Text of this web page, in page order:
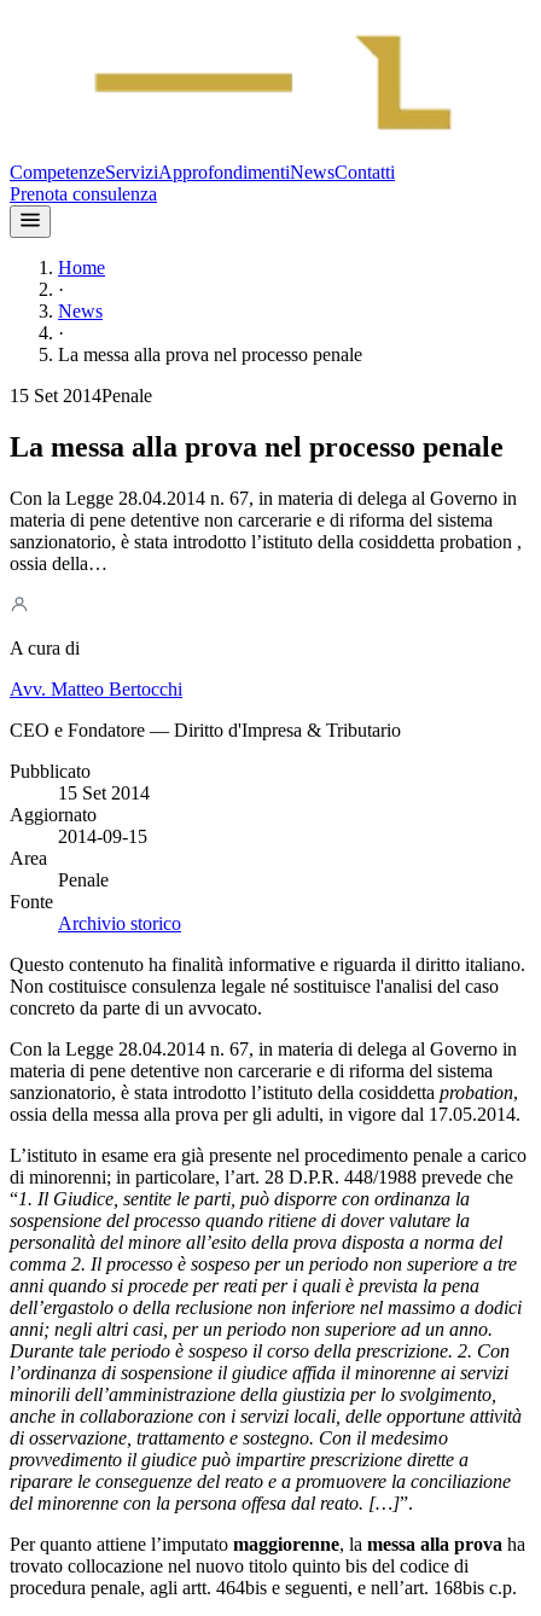
CompetenzeServiziApprofondimentiNewsContatti
Prenota consulenza
Home
·
News
·
La messa alla prova nel processo penale
15 Set 2014Penale
La messa alla prova nel processo penale
Con la Legge 28.04.2014 n. 67, in materia di delega al Governo in
materia di pene detentive non carcerarie e di riforma del sistema
sanzionatorio, è stata introdotto l’istituto della cosiddetta probation ,
ossia della…
A cura di
Avv. Matteo Bertocchi
CEO e Fondatore — Diritto d'Impresa & Tributario
Pubblicato
15 Set 2014
Aggiornato
2014-09-15
Area
Penale
Fonte
Archivio storico
Questo contenuto ha finalità informative e riguarda il diritto italiano.
Non costituisce consulenza legale né sostituisce l'analisi del caso
concreto da parte di un avvocato.
Con la Legge 28.04.2014 n. 67, in materia di delega al Governo in
materia di pene detentive non carcerarie e di riforma del sistema
sanzionatorio, è stata introdotto l’istituto della cosiddetta probation,
ossia della messa alla prova per gli adulti, in vigore dal 17.05.2014.
L’istituto in esame era già presente nel procedimento penale a carico
di minorenni; in particolare, l’art. 28 D.P.R. 448/1988 prevede che
“1. Il Giudice, sentite le parti, può disporre con ordinanza la
sospensione del processo quando ritiene di dover valutare la
personalità del minore all’esito della prova disposta a norma del
comma 2. Il processo è sospeso per un periodo non superiore a tre
anni quando si procede per reati per i quali è prevista la pena
dell’ergastolo o della reclusione non inferiore nel massimo a dodici
anni; negli altri casi, per un periodo non superiore ad un anno.
Durante tale periodo è sospeso il corso della prescrizione. 2. Con
l’ordinanza di sospensione il giudice affida il minorenne ai servizi
minorili dell’amministrazione della giustizia per lo svolgimento,
anche in collaborazione con i servizi locali, delle opportune attività
di osservazione, trattamento e sostegno. Con il medesimo
provvedimento il giudice può impartire prescrizione dirette a
riparare le conseguenze del reato e a promuovere la conciliazione
del minorenne con la persona offesa dal reato. […]”.
Per quanto attiene l’imputato maggiorenne, la messa alla prova ha
trovato collocazione nel nuovo titolo quinto bis del codice di
procedura penale, agli artt. 464bis e seguenti, e nell’art. 168bis c.p.